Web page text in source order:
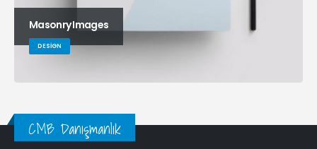
Masonry Images
DESIGN
CMB Danışmanlık